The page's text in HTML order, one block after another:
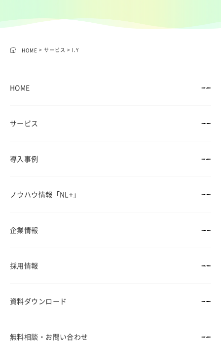
HOME > サービス > I.Y
HOME
サービス
導入事例
ノウハウ情報 「NL+」
企業情報
採用情報
資料ダウンロード
無料相談・ お問い合わせ